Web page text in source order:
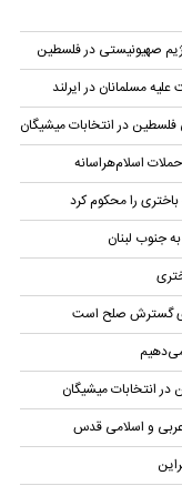
مسلمانان در ایرلند
در انتخابات میشیگان
اسلام‌هراسانه
را محکوم کرد
گسترش صلح است
انتخابات میشیگان
عربی و اسلامی قدس